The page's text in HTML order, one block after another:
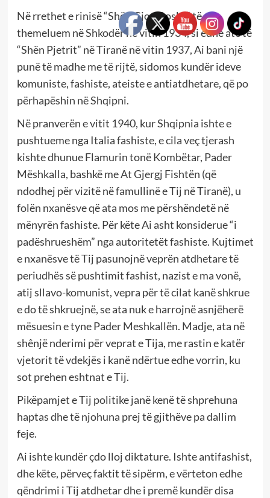
Në rrethet e rinisë “Shën Gjon Bosko” të
themeluem në Shkodër në vitin 1934, si edhe atë të
“Shën Pjetrit” në Tiranë në vitin 1937, Ai bani një
punë të madhe me të rijtë, sidomos kundër ideve
komuniste, fashiste, ateiste e antiatdhetare, që po
përhapëshin në Shqipni.
Në pranverën e vitit 1940, kur Shqipnia ishte e
pushtueme nga Italia fashiste, e cila veç tjerash
kishte dhunue Flamurin tonë Kombëtar, Pader
Mëshkalla, bashkë me At Gjergj Fishtën (që
ndodhej për vizitë në famullinë e Tij në Tiranë), u
folën nxanësve që ata mos me përshëndetë në
mënyrën fashiste. Për këte Ai asht konsiderue “i
padëshrueshëm” nga autoritetët fashiste. Kujtimet
e nxanësve të Tij pasunojnë veprën atdhetare të
periudhës së pushtimit fashist, nazist e ma vonë,
atij sllavo-komunist, vepra për të cilat kanë shkrue
e do të shkruejnë, se ata nuk e harrojnë asnjëherë
mësuesin e tyne Pader Meshkallën. Madje, ata në
shênjë nderimi për veprat e Tija, me rastin e katër
vjetorit të vdekjës i kanë ndërtue edhe vorrin, ku
sot prehen eshtnat e Tij.
Pikëpamjet e Tij politike janë kenë të shprehuna
haptas dhe të njohuna prej të gjithëve pa dallim
feje.
Ai ishte kundër çdo lloj diktature. Ishte antifashist,
dhe këte, përveç faktit të sipërm, e vërteton edhe
qëndrimi i Tij atdhetar dhe i premë kundër disa